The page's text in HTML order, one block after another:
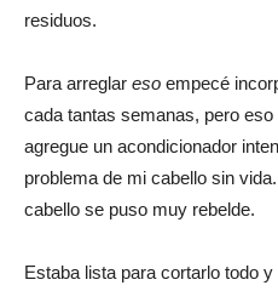
residuos.
Para arreglar eso empecé
cada tantas semanas, pero
agregue un acondicionador
problema de mi cabello sin
cabello se puso muy rebelde.
Estaba lista para cortarlo todo